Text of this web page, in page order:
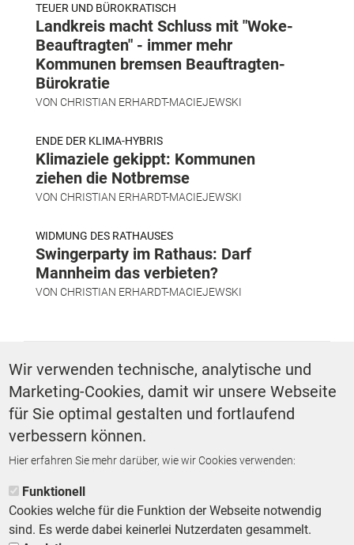
TEUER UND BÜROKRATISCH
Landkreis macht Schluss mit "Woke-
Beauftragten" - immer mehr
Kommunen bremsen Beauftragten-
Bürokratie
VON CHRISTIAN ERHARDT-MACIEJEWSKI
ENDE DER KLIMA-HYBRIS
Klimaziele gekippt: Kommunen
ziehen die Notbremse
VON CHRISTIAN ERHARDT-MACIEJEWSKI
WIDMUNG DES RATHAUSES
Swingerparty im Rathaus: Darf
Mannheim das verbieten?
VON CHRISTIAN ERHARDT-MACIEJEWSKI
Grundsteuer
ZURÜCK ZUR STARTSEITE
Wir verwenden technische, analytische und
Marketing-Cookies, damit wir unsere Webseite
für Sie optimal gestalten und fortlaufend
verbessern können.
Hier erfahren Sie mehr darüber, wie wir Cookies verwenden:
Funktionell
Cookies welche für die Funktion der Webseite notwendig
sind. Es werde dabei keinerlei Nutzerdaten gesammelt.